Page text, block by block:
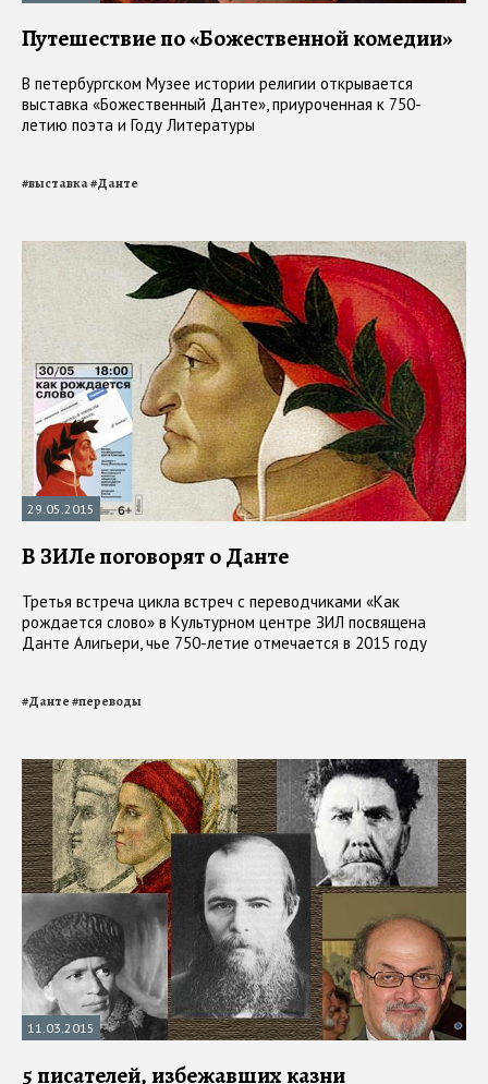
Путешествие по «Божественной комедии»
В петербургском Музее истории религии открывается
выставка «Божественный Данте», приуроченная к 750-
летию поэта и Году Литературы
#выставка#Данте
29.05.2015
В ЗИЛе поговорят о Данте
Третья встреча цикла встреч с переводчиками «Как
рождается слово» в Культурном центре ЗИЛ посвящена
Данте Алигьери, чье 750-летие отмечается в 2015 году
#Данте#переводы
11.03.2015
5 писателей, избежавших казни